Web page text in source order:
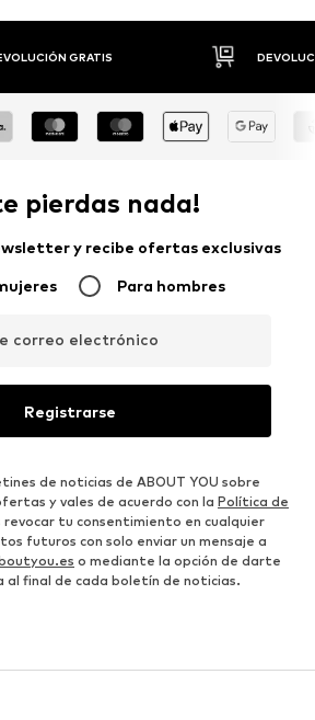
HASTA 30 DÍAS
pierdas nada!
y recibe ofertas exclusivas
Para hombres
correo electrónico
Registrarse
de noticias de ABOUT YOU sobre
y vales de acuerdo con la Política de
revocar tu consentimiento en cualquier
futuros con solo enviar un mensaje a
o mediante la opción de darte
al final de cada boletín de noticias.